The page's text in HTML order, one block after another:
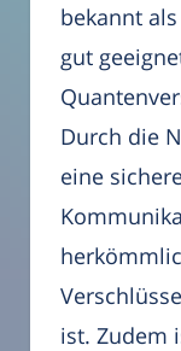
bekannt
gut
Durch die
eine
ist. Zudem